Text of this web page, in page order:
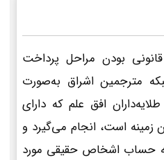
بودن مراحل پرداخت
مترجمین اشراق به‌صورت
افق علم که دارای
زمینه است، انجام می‌گیرد و
حساب اشخاص حقیقی مورد